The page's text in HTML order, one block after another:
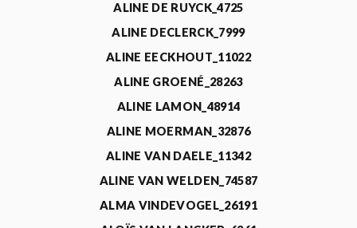
ALINE DE RUYCK_4725
ALINE DECLERCK_7999
ALINE EECKHOUT_11022
ALINE GROENÉ_28263
ALINE LAMON_48914
ALINE MOERMAN_32876
ALINE VAN DAELE_11342
ALINE VAN WELDEN_74587
ALMA VINDEVOGEL_26191